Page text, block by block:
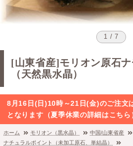
1 / 7
[山東省産]モリオン原石
（天然黒水晶）
8月16日(日)10時～21日(金)のご注文
となります（夏季休業の詳細はこちら
ホーム モリオン（黒水晶）
中国/山東省産
ナチュラルポイント（未加工原石、単結晶）